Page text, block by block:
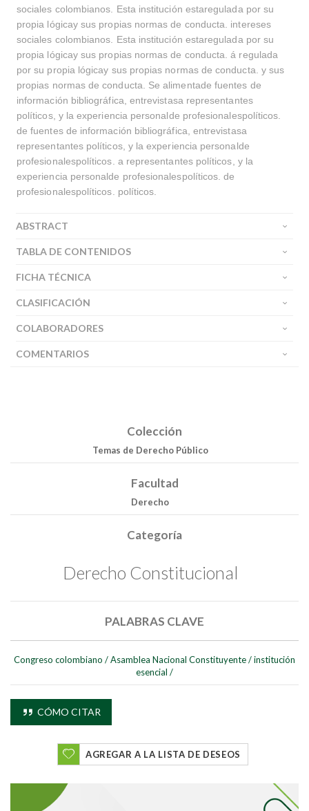
Buscar
sociales colombianos. Esta institución estaregulada por su
propia lógicay sus propias normas de conducta. intereses
sociales colombianos. Esta institución estaregulada por su
propia lógicay sus propias normas de conducta. á regulada
por su propia lógicay sus propias normas de conducta. y sus
propias normas de conducta. Se alimentade fuentes de
información bibliográfica, entrevistasa representantes
políticos, y la experiencia personalde profesionalespolíticos.
de fuentes de información bibliográfica, entrevistasa
representantes políticos, y la experiencia personalde
profesionalespolíticos. a representantes políticos, y la
experiencia personalde profesionalespolíticos. de
profesionalespolíticos. políticos.
ABSTRACT
TABLA DE CONTENIDOS
FICHA TÉCNICA
CLASIFICACIÓN
COLABORADORES
COMENTARIOS
Colección
Temas de Derecho Público
Facultad
Derecho
Categoría
Derecho Constitucional
PALABRAS CLAVE
Congreso colombiano /Asamblea Nacional Constituyente/institución
esencial /
CÓMO CITAR
AGREGAR A LA LISTA DE DESEOS